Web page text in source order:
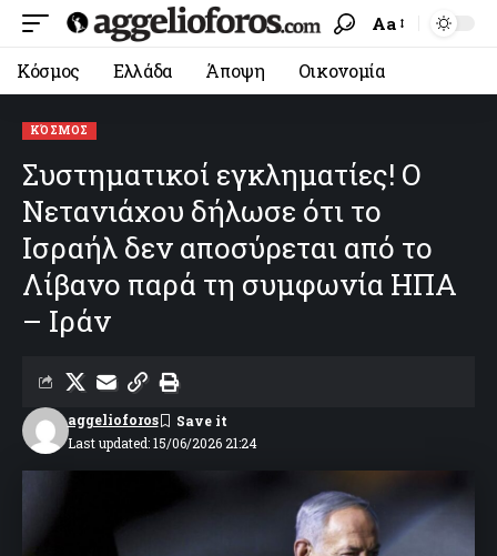
Aa
Κόσμος Ελλάδα Άποψη Οικονομία
ΚΌΣΜΟΣ
Συστηματικοί εγκληματίες! Ο
Νετανιάχου δήλωσε ότι το
Ισραήλ δεν αποσύρεται από το
Λίβανο παρά τη συμφωνία ΗΠΑ
– Ιράν
Last updated: 15/06/2026 21:24
aggelioforos